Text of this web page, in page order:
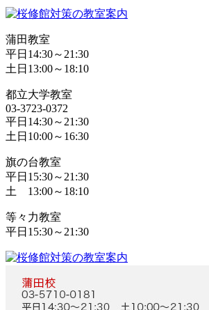
蒲田教室
平日14:30～21:30
土日13:00～18:10
都立大学教室
03-3723-0372
平日14:30～21:30
土日10:00～16:30
旗の台教室
平日15:30～21:30
土 13:00～18:10
等々力教室
平日15:30～21:30